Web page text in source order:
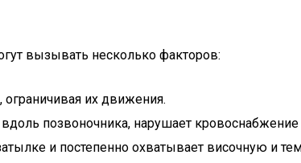
вызывать несколько факторов:
их движения.
позвоночника, нарушает
и постепенно охватывает височную и